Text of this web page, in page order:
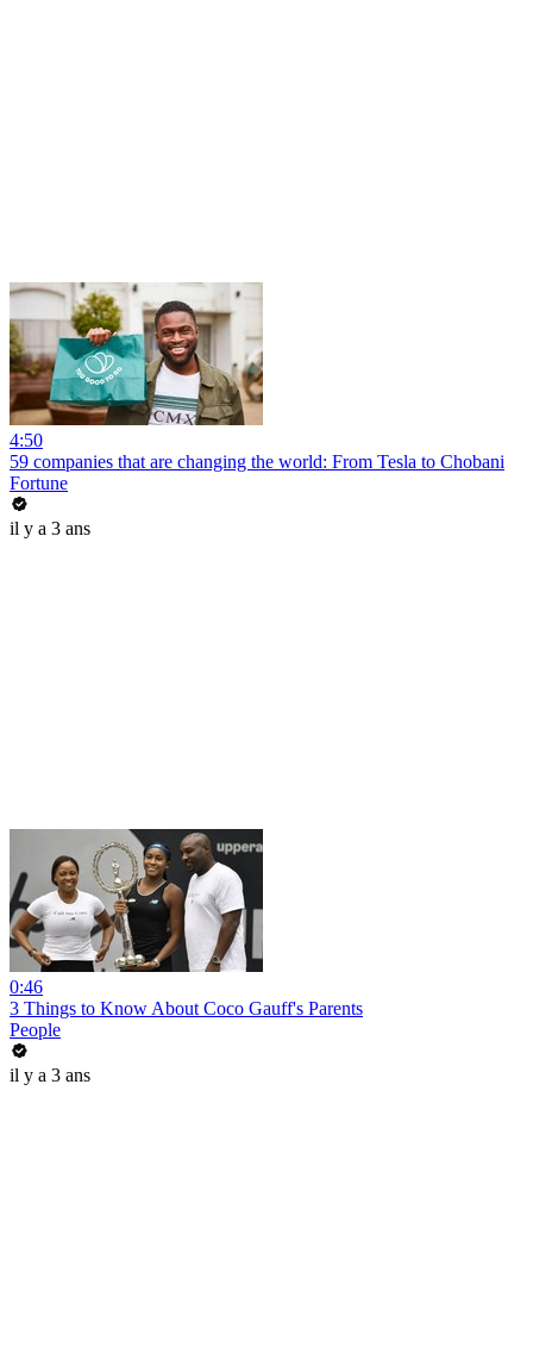
4:50
59 companies that are changing the world: From Tesla to Chobani
Fortune
il y a 3 ans
0:46
3 Things to Know About Coco Gauff's Parents
People
il y a 3 ans